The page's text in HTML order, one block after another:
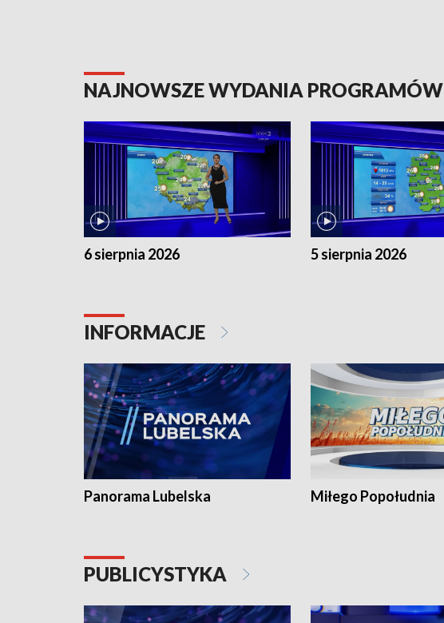
NAJNOWSZE WYDANIA PROGRAMÓW
6 sierpnia 2026 5 sierpnia 2026
INFORMACJE
Panorama Lubelska Miłego Popołudnia
PUBLICYSTYKA